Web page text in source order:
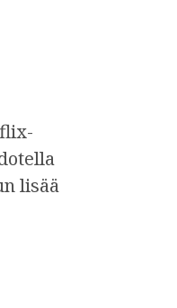
lisää